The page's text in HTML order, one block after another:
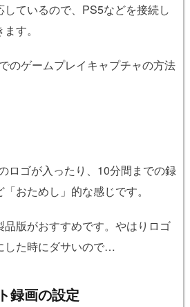
ているので、PS5などを接続し
す。
のゲームプレイキャプチャの方法
ロゴが入ったり、10分間までの録
おためし」的な感じです。
品版がおすすめです。やはりロゴ
した時にダサいので…
録画の設定